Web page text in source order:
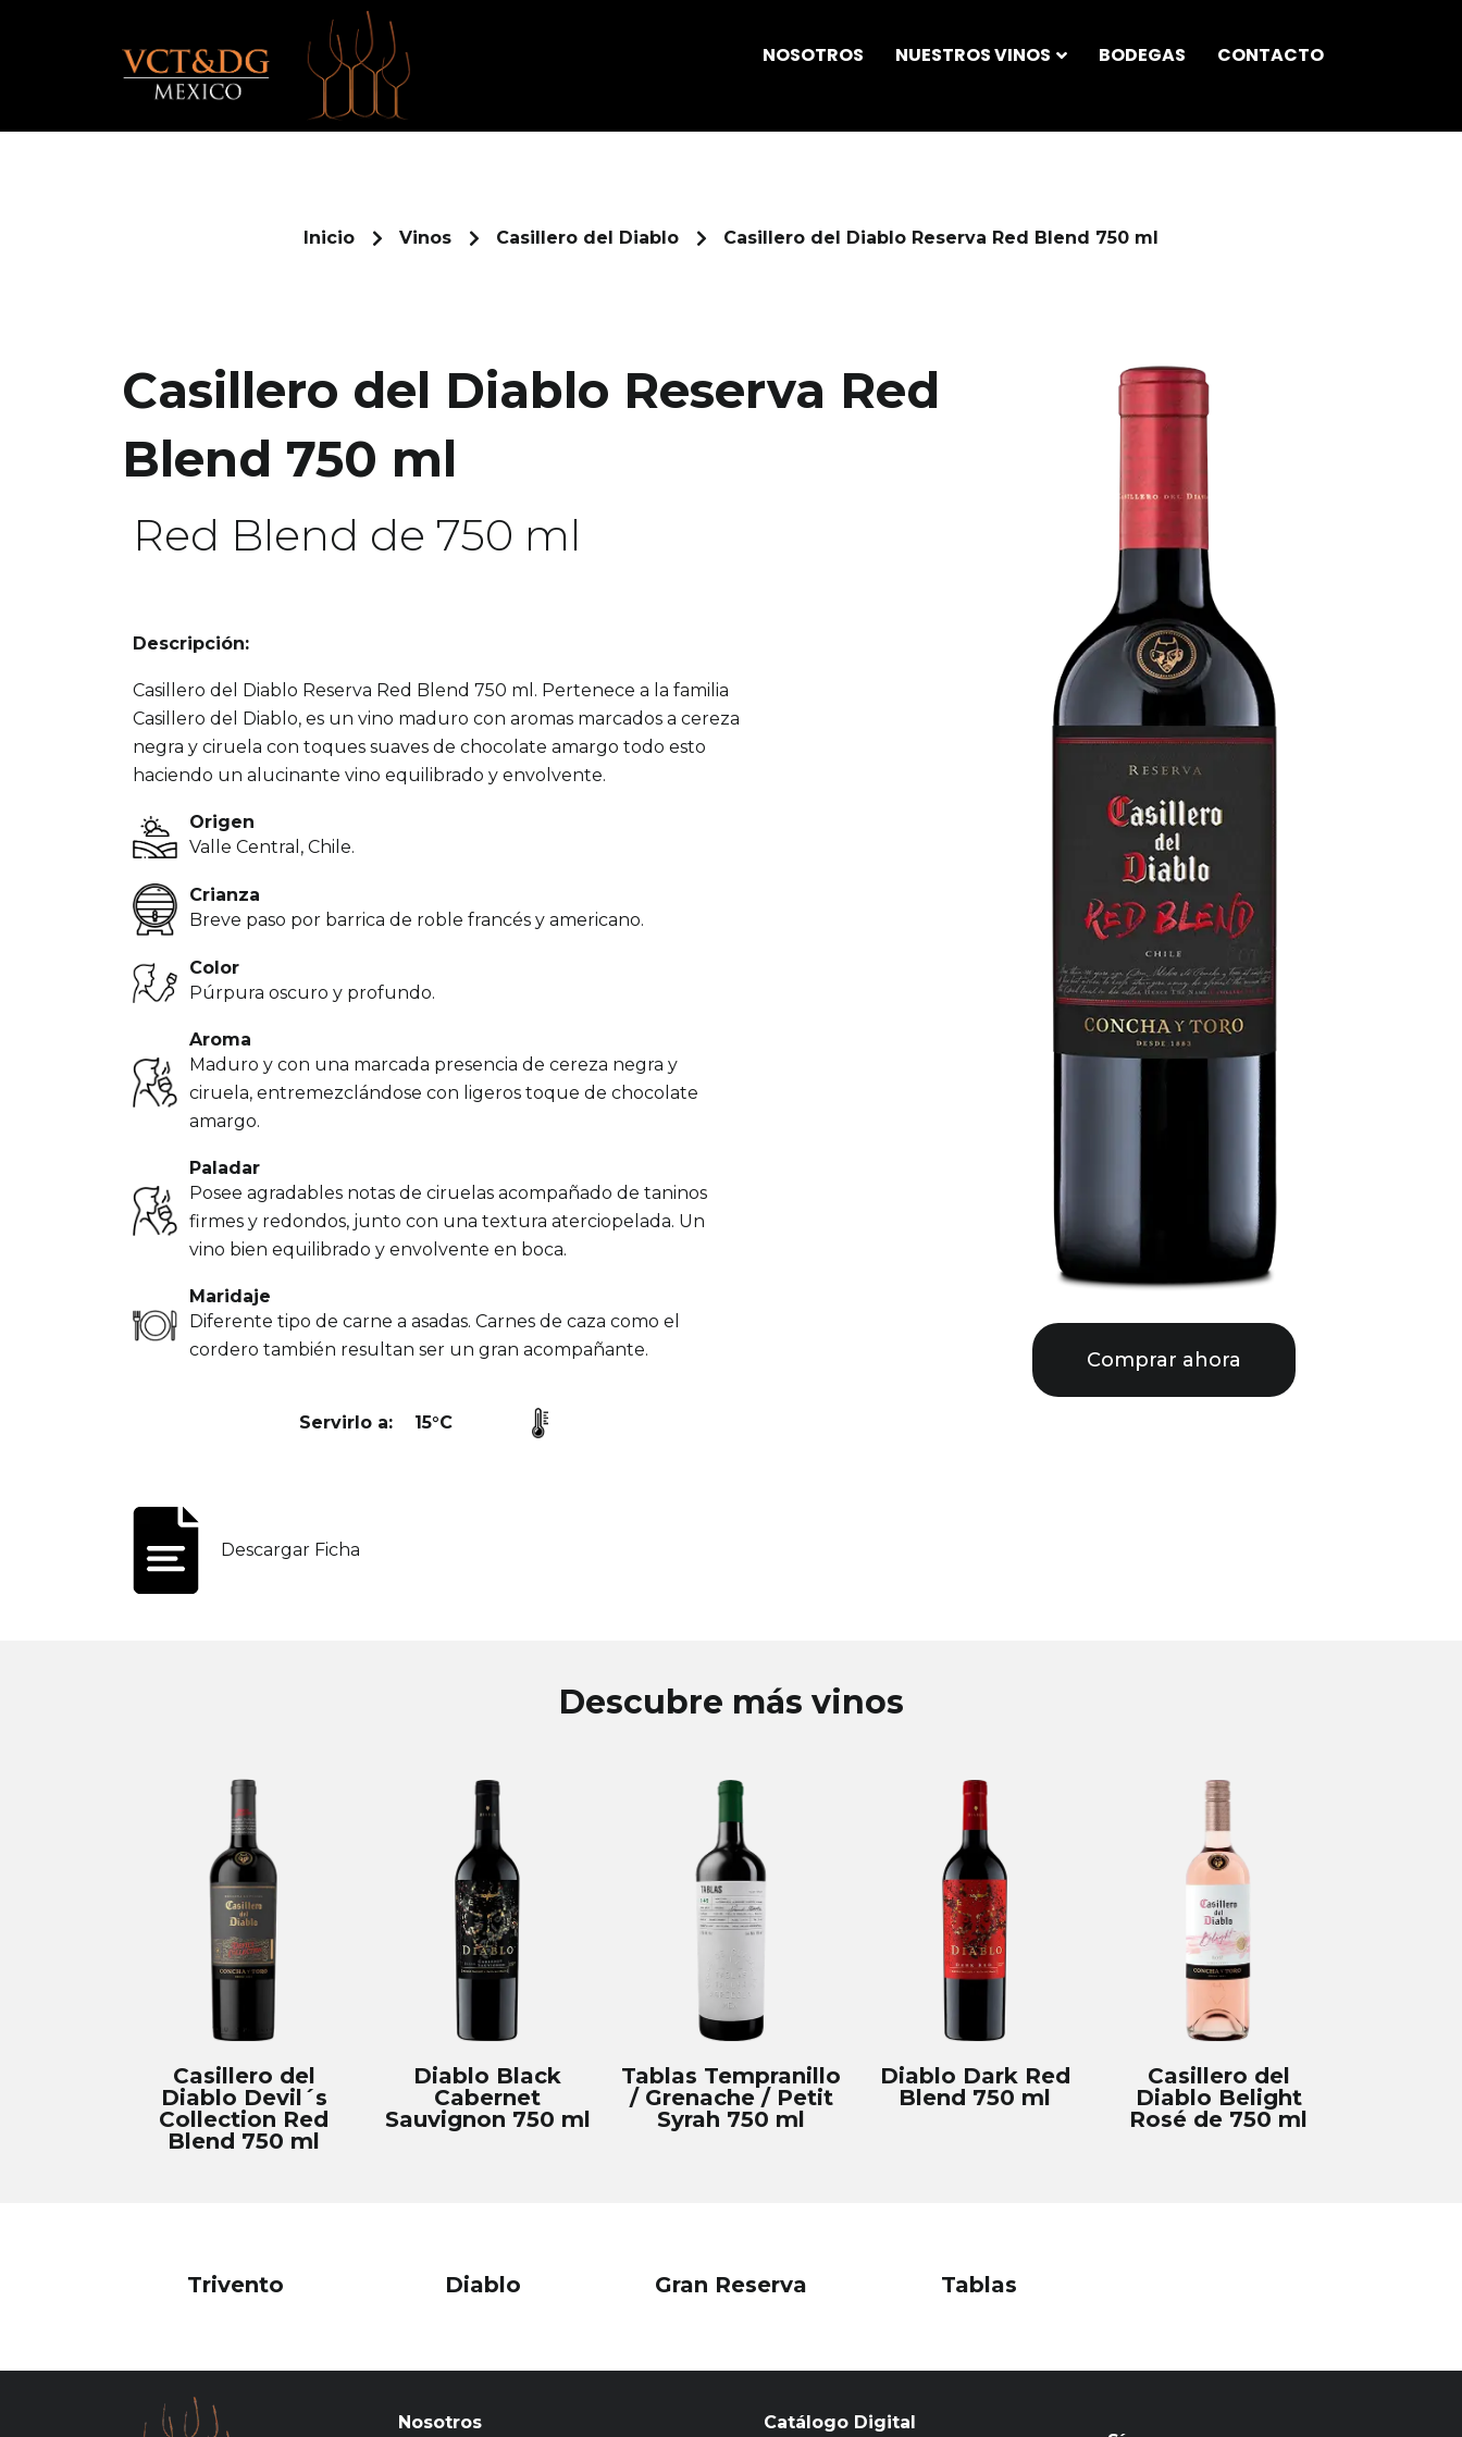
NOSOTROS NUESTROS VINOS BODEGAS CONTACTO
Inicio Vinos Casillero del Diablo Casillero del Diablo Reserva Red Blend 750 ml
Casillero del Diablo Reserva Red
Blend 750 ml
Red Blend de 750 ml
Descripción:
Casillero del Diablo Reserva Red Blend 750 ml. Pertenece a la familia
Casillero del Diablo, es un vino maduro con aromas marcados a cereza
negra y ciruela con toques suaves de chocolate amargo todo esto
haciendo un alucinante vino equilibrado y envolvente.
Origen
Valle Central, Chile.
Crianza
Breve paso por barrica de roble francés y americano.
Color
Púrpura oscuro y profundo.
Aroma
Maduro y con una marcada presencia de cereza negra y
ciruela, entremezclándose con ligeros toque de chocolate
amargo.
Paladar
Posee agradables notas de ciruelas acompañado de taninos
firmes y redondos, junto con una textura aterciopelada. Un
vino bien equilibrado y envolvente en boca.
Maridaje
Diferente tipo de carne a asadas. Carnes de caza como el
cordero también resultan ser un gran acompañante.
Servirlo a: 15°C
Descargar Ficha
Comprar ahora
Descubre más vinos
Casillero del
Diablo Devil´s
Collection Red
Blend 750 ml
Diablo Black
Cabernet
Sauvignon 750 ml
Tablas Tempranillo
/ Grenache / Petit
Syrah 750 ml
Diablo Dark Red
Blend 750 ml
Casillero del
Diablo Belight
Rosé de 750 ml
Trivento Diablo Gran Reserva Tablas
Nosotros
Catálogo Digital